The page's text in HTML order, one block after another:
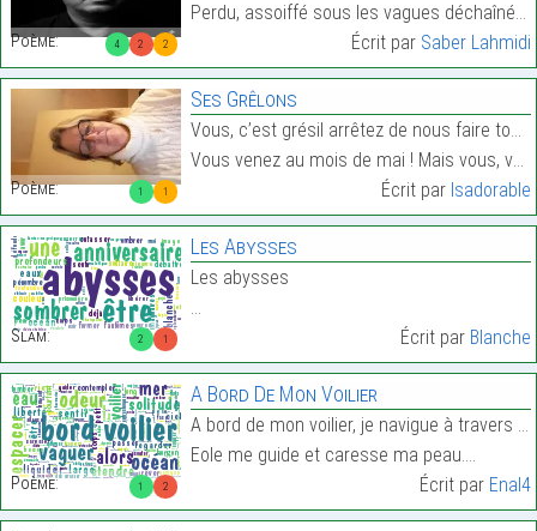
4 2 2
Poème:
Perdu, assoiffé sous les vagues déchaînées.…
Écrit par Saber Lahmidi
1 1
Poème:
Ses Grêlons
Vous, c’est grésil arrêtez de nous faire tourner l
Vous venez au mois de mai ! Mais vous, vous avez u…
Écrit par Isadorable
2 1
Slam:
Les Abysses
Les abysses
…
Écrit par Blanche
1 2
Poème:
A Bord De Mon Voilier
A bord de mon voilier, je navigue à travers les fl
Eole me guide et caresse ma peau.…
Écrit par Enal4